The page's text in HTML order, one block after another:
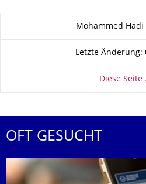
Zu dieser SeiteMohammed Hadi
Letzte Änderung:
Diese Seite
OFT GESUCHT